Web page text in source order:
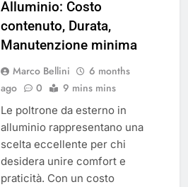
Alluminio: Costo
contenuto, Durata,
Manutenzione minima
Marco Bellini
6 months
ago
0 9 mins mins
Le poltrone da esterno in
alluminio rappresentano una
scelta eccellente per chi
desidera unire comfort e
praticità. Con un costo